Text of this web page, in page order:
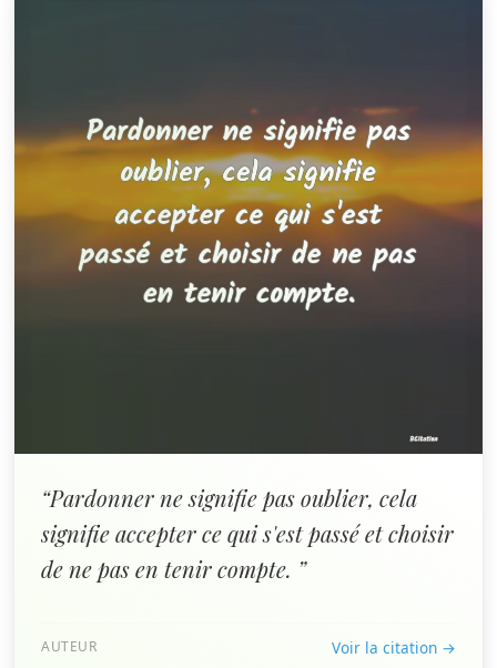
“Pardonner ne signifie pas oublier, cela
signifie accepter ce qui s'est passé et choisir
de ne pas en tenir compte. ”
AUTEUR Voir la citation →